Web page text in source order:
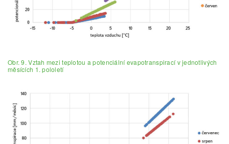
Obr. 9. Vztah mezi teplotou a potenciální evapotranspirací v jednotlivých
měsících 1. pololetí